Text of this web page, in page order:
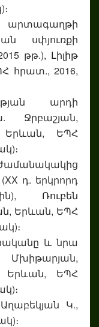
սփյուռքի
թթ.), Լիլիթ
հրատ., 2016,
արդի
Ջրբաշյան,
Երևան, ԵՊՀ
դ. երկրորդ
Ռուբեն
, Երևան, ԵՊՀ
և նրա
Երևան, ԵՊՀ
Կ.,